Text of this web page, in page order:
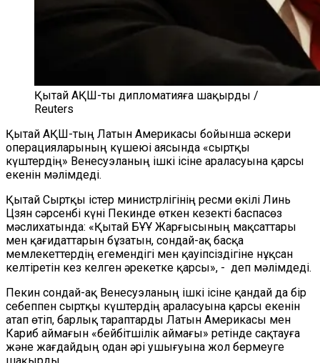
Қытай АҚШ-ты дипломатияға шақырды /
Reuters
Қытай АҚШ-тың Латын Америкасы бойынша әскери
операцияларының күшеюі аясында «сыртқы
күштердің» Венесуэланың ішкі ісіне араласуына қарсы
екенін мәлімдеді.
Қытай Сыртқы істер министрлігінің ресми өкілі Линь
Цзян сәрсенбі күні Пекинде өткен кезекті баспасөз
мәслихатында: «Қытай БҰҰ Жарғысының мақсаттары
мен қағидаттарын бұзатын, сондай-ақ басқа
мемлекеттердің егемендігі мен қауіпсіздігіне нұқсан
келтіретін кез келген әрекетке қарсы», - деп мәлімдеді.
Пекин сондай-ақ Венесуэланың ішкі ісіне қандай да бір
себеппен сыртқы күштердің араласуына қарсы екенін
атап өтіп, барлық тараптарды Латын Америкасы мен
Кариб аймағын «бейбітшілік аймағы» ретінде сақтауға
және жағдайдың одан әрі ушығуына жол бермеуге